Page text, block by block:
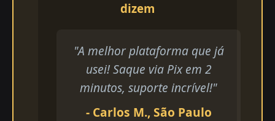
dizem
"A melhor plataforma que já
usei! Saque via Pix em 2
minutos, suporte incrível!"
- Carlos M., São Paulo